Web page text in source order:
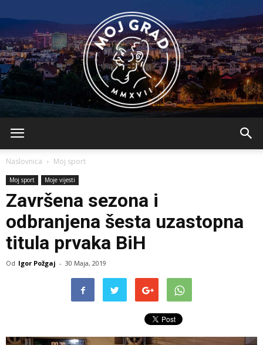
Naslovnica Moj sport
Moj sport Moje vijesti
Završena sezona i
odbranjena šesta uzastopna
titula prvaka BiH
Od Igor Požgaj - 30 Maja, 2019